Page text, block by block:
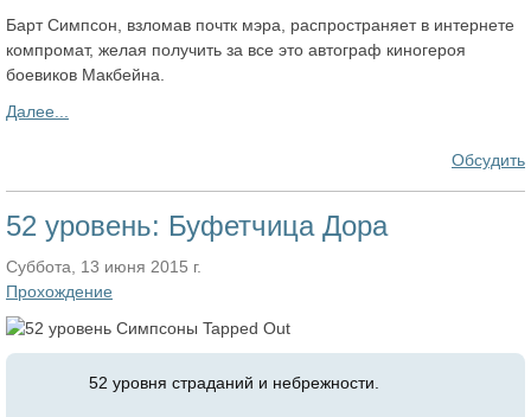
Барт Симпсон, взломав почтк мэра, распространяет в интернете
компромат, желая получить за все это автограф киногероя
боевиков Макбейна.
Далее...
Обсудить
52 уровень: Буфетчица Дора
Суббота, 13 июня 2015 г.
Прохождение
52 уровня страданий и небрежности.